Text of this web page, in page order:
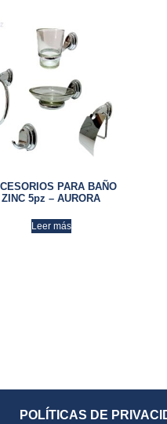
PARA BAÑO
ZINC 5pz – AURORA
Leer más
POLÍTICAS DE